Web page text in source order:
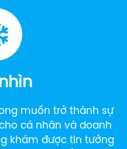
muốn trở thành sự
cá nhân và doanh
khám được tin tưởng